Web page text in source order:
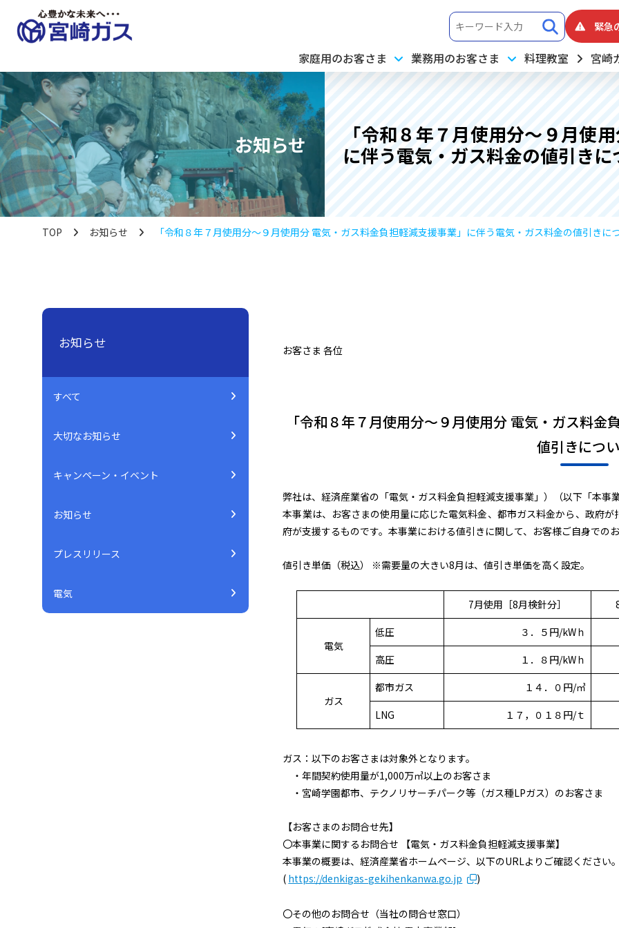
緊急
家庭用のお客さま 業務用のお客さま 料理教室 宮崎
お知らせ
「令和８年７月使用分～９月使
に伴う電気・ガス料金の値引きに
TOP お知らせ 「令和８年７月使用分～９月使用分 電気・ガス料金負担軽減支援事業」に伴う電気・ガス料金の値引きに
お知らせ
すべて
大切なお知らせ
キャンペーン・イベント
お知らせ
プレスリリース
電気
お客さま 各位
「令和８年７月使用分～９月使用分 電気・ガス料
値引きにつ
弊社は、経済産業省の「電気・ガス料金負担軽減支援事業」）（以下「本
本事業は、お客さまの使用量に応じた電気料金、都市ガス料金から、政府
府が支援するものです。本事業における値引きに関して、お客様ご自身での
値引き単価（税込） ※需要量の大きい8月は、値引き単価を高く設定。
7月使用［8月検針分］
電気
低圧
３．５円/kWｈ
高圧
１．８円/kWｈ
ガス
都市ガス
１４．０円/㎥
LNG
１７，０１８円/ｔ
ガス：以下のお客さまは対象外となります。
・年間契約使用量が1,000万㎥以上のお客さま
・宮崎学園都市、テクノリサーチパーク等（ガス種LPガス）のお客さま
【お客さまのお問合せ先】
〇本事業に関するお問合せ 【電気・ガス料金負担軽減支援事業】
本事業の概要は、経済産業省ホームページ、以下のURLよりご確認ください
( https://denkigas-gekihenkanwa.go.jp )
〇その他のお問合せ（当社の問合せ窓口）